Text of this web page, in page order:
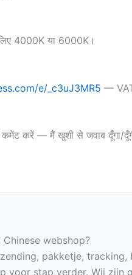
4000K या 6000K।
e/_c3uJ3MR5 —
कमेंट करें — मैं खुशी से जवाब दूँगा/
webshop?
pakketje, tracking,
voor stap verder. Wij zijn